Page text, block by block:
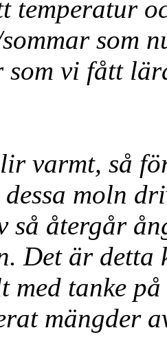
temperatur
som
vi fått
varmt, så
moln
så återgår
Det är
med tanke
mängder